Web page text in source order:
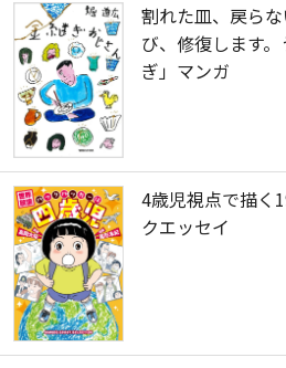
割れた皿、戻ら
び、修復します
ぎ」マンガ
4歳児視点で描く
クエッセイ